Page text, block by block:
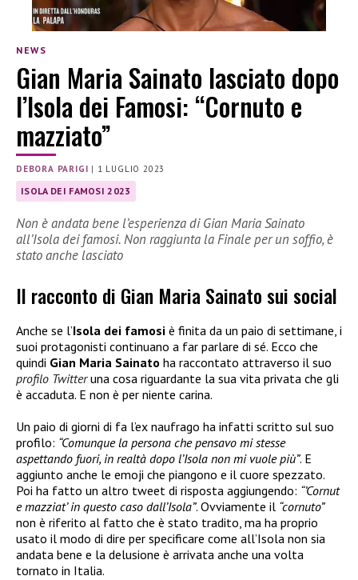
NEWS
Gian Maria Sainato lasciato dopo
l’Isola dei Famosi: “Cornuto e
mazziato”
DEBORA PARIGI | 1 LUGLIO 2023
ISOLA DEI FAMOSI 2023
Non è andata bene l’esperienza di Gian Maria Sainato
all’Isola dei famosi. Non raggiunta la Finale per un soffio, è
stato anche lasciato
Il racconto di Gian Maria Sainato sui social
Anche se l’Isola dei famosi è finita da un paio di settimane, i
suoi protagonisti continuano a far parlare di sé. Ecco che
quindi Gian Maria Sainato ha raccontato attraverso il suo
profilo Twitteruna cosa riguardante la sua vita privata che gli
è accaduta. E non è per niente carina.
Un paio di giorni di fa l’ex naufrago ha infatti scritto sul suo
profilo: “Comunque la persona che pensavo mi stesse
aspettando fuori, in realtà dopo l’Isola non mi vuole più”. E
aggiunto anche le emoji che piangono e il cuore spezzato.
Poi ha fatto un altro tweet di risposta aggiungendo: “’Cornut
e mazziat’ in questo caso dall’Isola”. Ovviamente il “cornuto”
non è riferito al fatto che è stato tradito, ma ha proprio
usato il modo di dire per specificare come all’Isola non sia
andata bene e la delusione è arrivata anche una volta
tornato in Italia.